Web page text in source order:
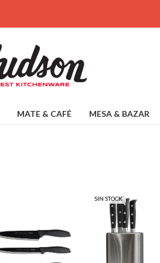
MATE & CAFÉ MESA & BAZAR
SIN STOCK